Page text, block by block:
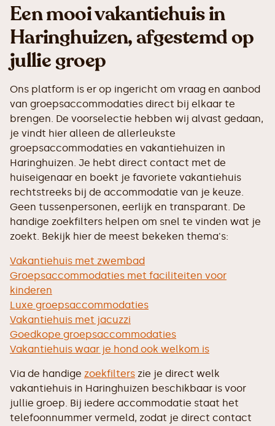
Een mooi vakantiehuis in
Haringhuizen, afgestemd op
jullie groep
Ons platform is er op ingericht om vraag en aanbod
van groepsaccommodaties direct bij elkaar te
brengen. De voorselectie hebben wij alvast gedaan,
je vindt hier alleen de allerleukste
groepsaccommodaties en vakantiehuizen in
Haringhuizen. Je hebt direct contact met de
huiseigenaar en boekt je favoriete vakantiehuis
rechtstreeks bij de accommodatie van je keuze.
Geen tussenpersonen, eerlijk en transparant. De
handige zoekfilters helpen om snel te vinden wat je
zoekt. Bekijk hier de meest bekeken thema's:
Vakantiehuis met zwembad
Groepsaccommodaties met faciliteiten voor
kinderen
Luxe groepsaccommodaties
Vakantiehuis met jacuzzi
Goedkope groepsaccommodaties
Vakantiehuis waar je hond ook welkom is
Via de handige zoekfilters zie je direct welk
vakantiehuis in Haringhuizen beschikbaar is voor
jullie groep. Bij iedere accommodatie staat het
telefoonnummer vermeld, zodat je direct contact